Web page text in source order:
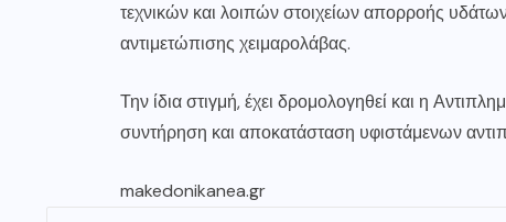
τεχνικών και λοιπών στοιχείων απορροής
αντιμετώπισης χειμαρολάβας.
Την ίδια στιγμή, έχει δρομολογηθεί και η
συντήρηση και αποκατάσταση υφιστάμενων
makedonikanea.gr